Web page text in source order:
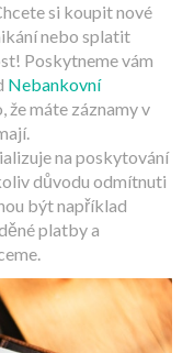
si koupit nové
nebo splatit
Poskytneme vám
Nebankovní
že máte záznamy v
na poskytování
důvodu odmítnuti
být například
platby a